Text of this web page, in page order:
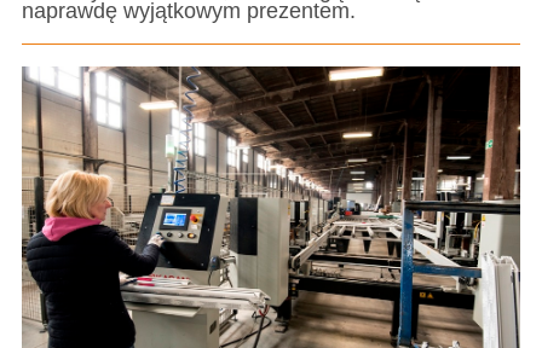
naprawdę wyjątkowym prezentem.